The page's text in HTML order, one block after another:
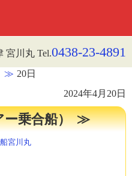
宮川丸 Tel.0438-23-4891
20日
2024年4月20日
乗合船）
宮川丸